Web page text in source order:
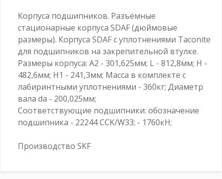
Корпуса подшипников. Разъёмные
стационарные корпуса SDAF (дюймовые
размеры). Корпуса SDAF с уплотнениями Taconite
для подшипников на закрепительной втулке.
Размеры корпуса: A2 - 301,625мм; L - 812,8мм; H -
482,6мм; H1 - 241,3мм; Масса в комплекте с
лабиринтными уплотнениями - 360кг; Диаметр
вала da - 200,025мм;
Соответствующие подшипники: обозначение
подшипника - 22244 CCK/W33; - 1760кН;
Производство SKF